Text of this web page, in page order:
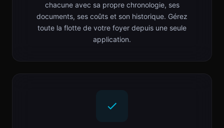
chacune avec sa propre chronologie, ses
documents, ses coûts et son historique. Gérez
toute la flotte de votre foyer depuis une seule
application.